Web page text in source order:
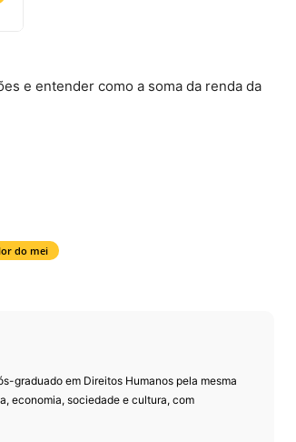
e entender como a soma da renda da
do mei
graduado em Direitos Humanos pela mesma
economia, sociedade e cultura, com